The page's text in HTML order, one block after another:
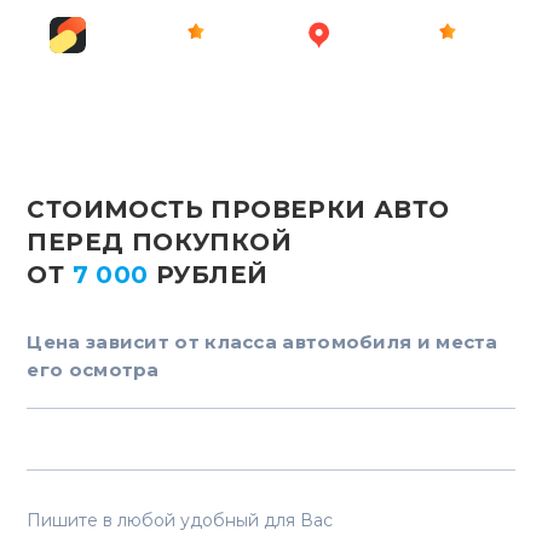
CТОИМОСТЬ ПРОВЕРКИ АВТО
ПЕРЕД ПОКУПКОЙ
ОТ 7 000 РУБЛЕЙ
Цена зависит от класса автомобиля и места
его осмотра
Пишите в любой удобный для Вас